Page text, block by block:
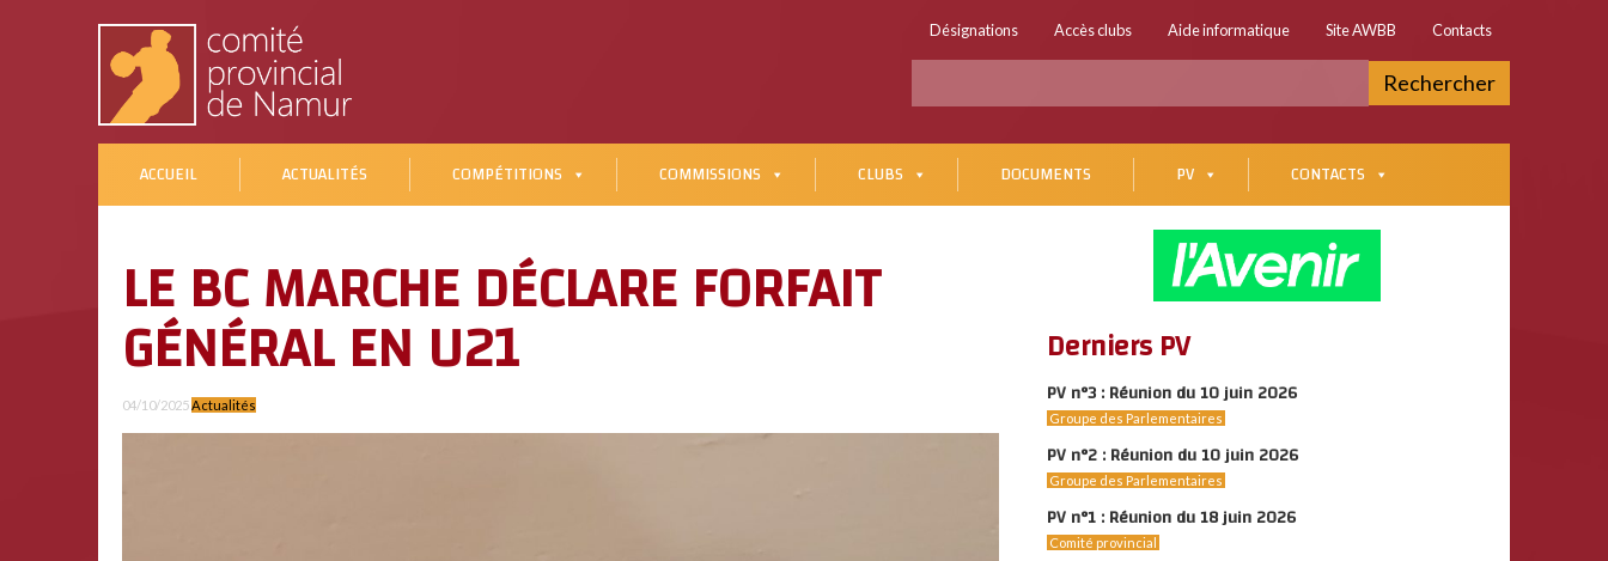
Désignations Accès clubs Aide informatique Site AWBB Contacts
Rechercher
ACCUEIL ACTUALITÉS COMPÉTITIONS COMMISSIONS CLUBS DOCUMENTS PV CONTACTS
LE BC MARCHE DÉCLARE FORFAIT
GÉNÉRAL EN U21
04/10/2025 Actualités
Derniers PV
PV n°3 : Réunion du 10 juin 2026
Groupe des Parlementaires
PV n°2 : Réunion du 10 juin 2026
Groupe des Parlementaires
PV n°1 : Réunion du 18 juin 2026
Comité provincial